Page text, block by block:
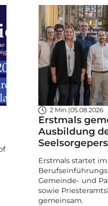
2 Min.|05.08.2026
Erstmals
Ausbildung
Erstmals startet
Gemeinde- und
sowie
gemeinsam.